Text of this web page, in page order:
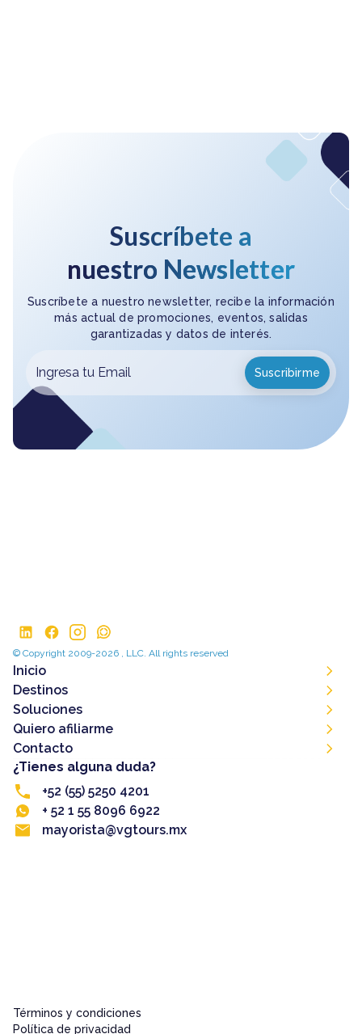
Suscríbete a
nuestro Newsletter
Suscríbete a nuestro newsletter, recibe la información
más actual de promociones, eventos, salidas
garantizadas y datos de interés.
© Copyright 2009-2026 , LLC. All rights reserved
Inicio
Destinos
Soluciones
Quiero afiliarme
Contacto
¿Tienes alguna duda?
+52 (55) 5250 4201
+ 52 1 55 8096 6922
mayorista@vgtours.mx
Términos y condiciones
Política de privacidad